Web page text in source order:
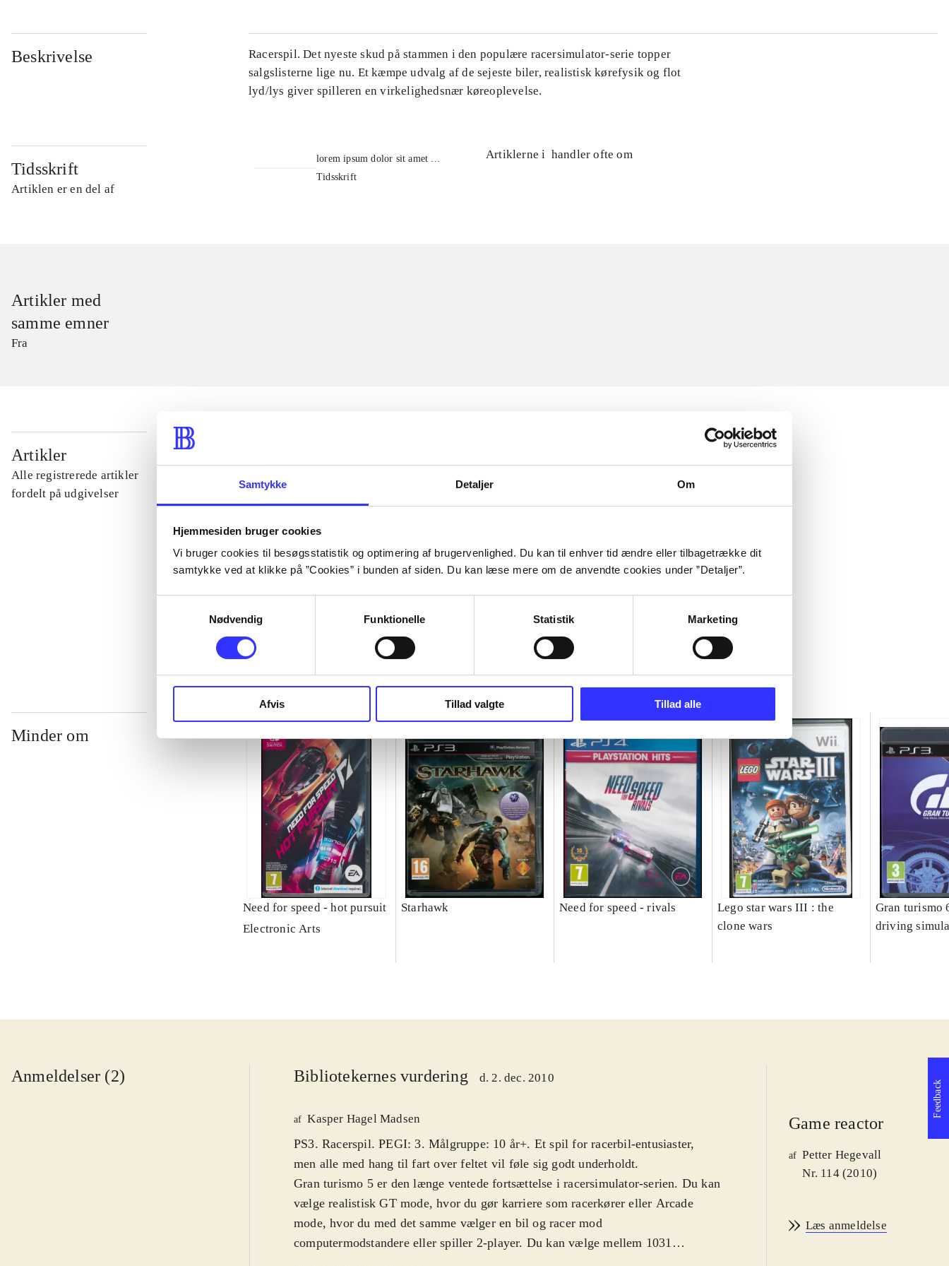
Samtykke Detaljer Om
Hjemmesiden bruger cookies
Vi bruger cookies til besøgsstatistik og optimering af brugervenlighed. Du kan til enhver tid ændre eller tilbagetrække dit
samtykke ved at klikke på ”Cookies” i bunden af siden. Du kan læse mere om de anvendte cookies under ”Detaljer”.
Nødvendig
Funktionelle Statistik Marketing
Afvis Tillad valgte Tillad alle
Beskrivelse
Racerspil. Det nyeste skud på stammen i den populære racersimulator-serie topper
salgslisterne lige nu. Et kæmpe udvalg af de sejeste biler, realistisk kørefysik og flot
lyd/lys giver spilleren en virkelighedsnær køreoplevelse.
Tidsskrift
Artiklen er en del af
lorem ipsum dolor sit amet ...
Tidsskrift
Artiklerne i handler ofte om
Artikler med
samme emner
Fra
Artikler
Alle registrerede artikler
fordelt på udgivelser
...
...
...
Minder om
Need for speed - hot pursuit
Electronic Arts
Starhawk Need for speed - rivals
Lego star wars III : the
clone wars
Gran turismo
driving
Anmeldelser (2) Bibliotekernes vurdering d. 2. dec. 2010
af Kasper Hagel Madsen
PS3. Racerspil. PEGI: 3. Målgruppe: 10 år+. Et spil for racerbil-entusiaster,
men alle med hang til fart over feltet vil føle sig godt underholdt.
Gran turismo 5 er den længe ventede fortsættelse i racersimulator-serien. Du kan
vælge realistisk GT mode, hvor du gør karriere som racerkører eller Arcade
mode, hvor du med det samme vælger en bil og racer mod
computermodstandere eller spiller 2-player. Du kan vælge mellem 1031
Game reactor
af Petter Hegevall
Nr. 114 (2010)
Læs anmeldelse
Feedback